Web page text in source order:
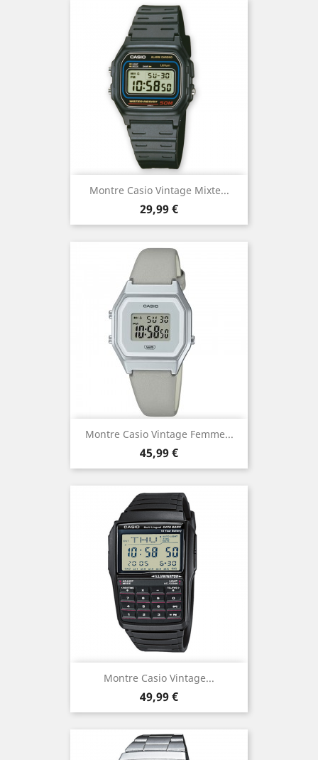
Montre Casio Vintage Mixte...
Prix
29,99 €
Montre Casio Vintage Femme...
Prix
45,99 €
Montre Casio Vintage...
Prix
49,99 €